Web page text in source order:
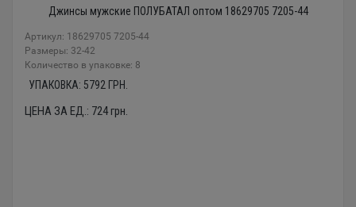
Джинсы мужские ПОЛУБАТАЛ оптом 18629705 7205-44
Артикул: 18629705 7205-44
Размеры: 32-42
Количество в упаковке: 8
УПАКОВКА: 5792 ГРН.
ЦЕНА ЗА ЕД.: 724грн.